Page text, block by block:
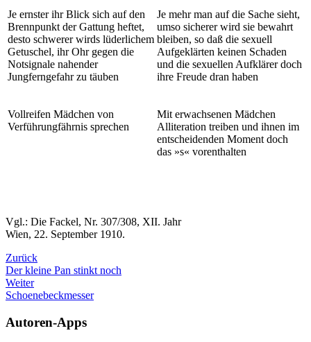
Je ernster ihr Blick sich auf den
Brennpunkt der Gattung heftet,
desto schwerer wirds lüderlichem
Getuschel, ihr Ohr gegen die
Notsignale nahender
Jungferngefahr zu täuben
Je mehr man auf die Sache sieht,
umso sicherer wird sie bewahrt
bleiben, so daß die sexuell
Aufgeklärten keinen Schaden
und die sexuellen Aufklärer doch
ihre Freude dran haben
Vollreifen Mädchen von
Verführungfährnis sprechen
Mit erwachsenen Mädchen
Alliteration treiben und ihnen im
entscheidenden Moment doch
das »s« vorenthalten
Vgl.: Die Fackel, Nr. 307/308, XII. Jahr
Wien, 22. September 1910.
Zurück
Der kleine Pan stinkt noch
Weiter
Schoenebeckmesser
Autoren-Apps